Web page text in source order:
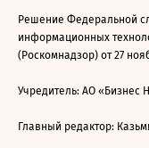
Решение Федеральной
информационных
(Роскомнадзор) от 27
Учредитель: АО «Бизнес
Главный редактор: